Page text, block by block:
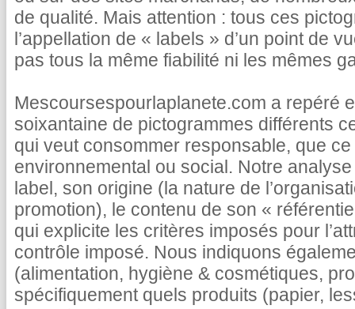
de qualité. Mais attention : tous ces
l’appellation de « labels » d’un point de
pas tous la même fiabilité ni les mêmes
Mescoursespourlaplanete.com a repéré
soixantaine de pictogrammes différents
qui veut consommer responsable, que ce
environnemental ou social. Notre
label, son origine (la nature de
promotion), le contenu de son «
qui explicite les critères imposés pour
contrôle imposé. Nous indiquons
(alimentation, hygiène & cosmétiques,
spécifiquement quels produits (papier,